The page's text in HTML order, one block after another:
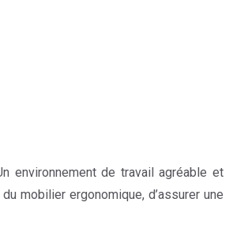
environnement de travail agréable et
mobilier ergonomique, d’assurer une